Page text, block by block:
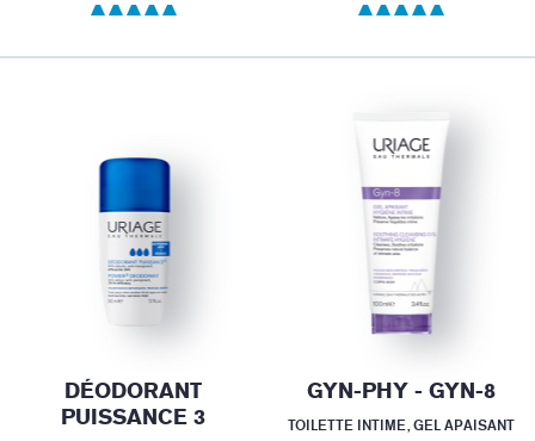
DÉODORANT
PUISSANCE 3
GYN-PHY - GYN-8
TOILETTE INTIME, GEL APAISANT